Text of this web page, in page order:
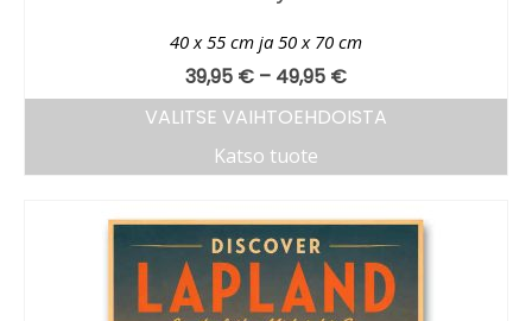
40 x 55 cm ja 50 x 70 cm
39,95 € – 49,95 €
VALITSE VAIHTOEHDOISTA
Katso tuote